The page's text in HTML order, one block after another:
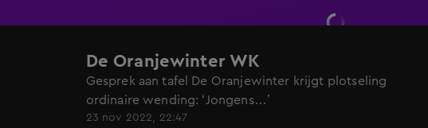
De Oranjewinter WK
Gesprek aan tafel De Oranjewinter krijgt plotseling
ordinaire wending: ‘Jongens…’
23 nov 2022, 22:47